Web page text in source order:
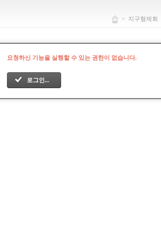
> 지구형제회
요청하신 기능을 실행할 수 있는 권한이 없습니다.
로그인...